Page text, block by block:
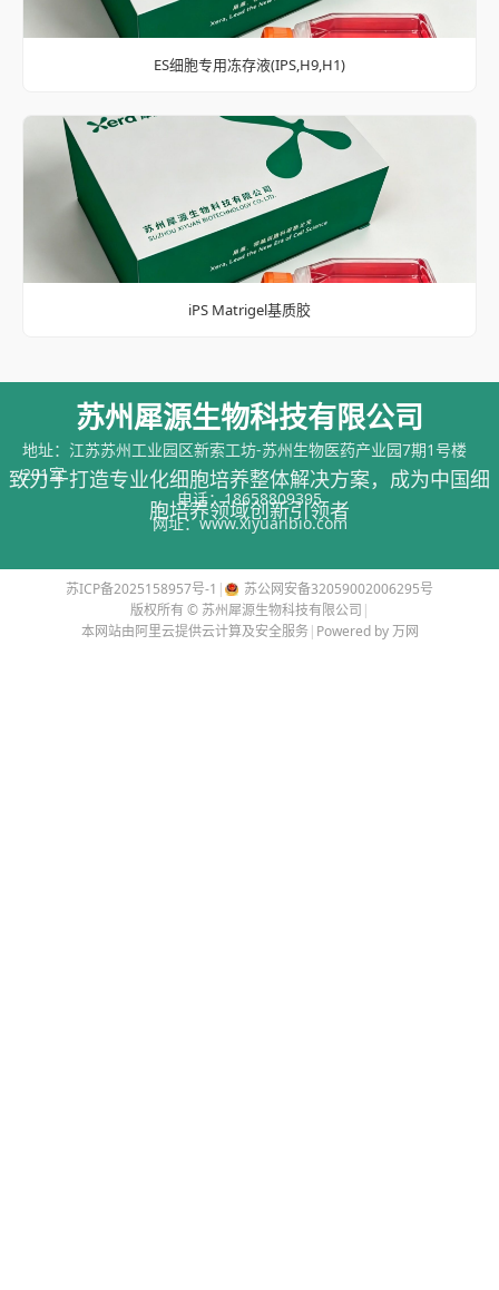
ES细胞专用冻存液(IPS,H9,H1)
iPS Matrigel基质胶
苏州犀源生物科技有限公司
致力于打造专业化细胞培养整体解决方案，成为中国细
胞培养领域创新引领者
地址：江苏苏州工业园区新索工坊-苏州生物医药产业园7期1号楼
201室
电话：18658809395
网址：www.xiyuanbio.com
苏ICP备2025158957号-1 |
苏公网安备32059002006295号
版权所有 © 苏州犀源生物科技有限公司 |
本网站由阿里云提供云计算及安全服务 | Powered by 万网